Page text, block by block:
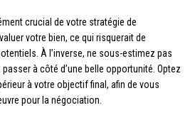
crucial de votre stratégie de
votre bien, ce qui risquerait de
À l’inverse, ne sous-estimez pas
à côté d’une belle opportunité. Optez
à votre objectif final, afin de vous
pour la négociation.